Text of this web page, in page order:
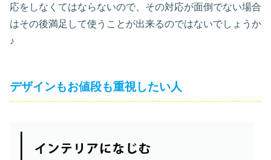
応をしなくてはならないので、その対応が面倒でない場合
はその後満足して使うことが出来るのではないでしょうか
♪
デザインもお値段も重視したい人